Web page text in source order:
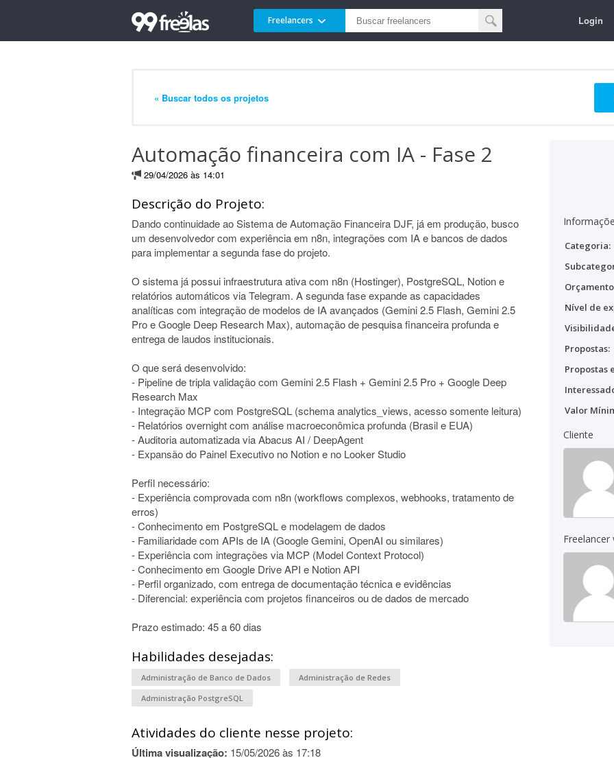
Freelancers Login
« Buscar todos os projetos
Automação financeira com IA - Fase 2
29/04/2026 às 14:01
Descrição do Projeto:
Dando continuidade ao Sistema de Automação Financeira DJF, já em produção, busco
um desenvolvedor com experiência em n8n, integrações com IA e bancos de dados
para implementar a segunda fase do projeto.
O sistema já possui infraestrutura ativa com n8n (Hostinger), PostgreSQL, Notion e
relatórios automáticos via Telegram. A segunda fase expande as capacidades
analíticas com integração de modelos de IA avançados (Gemini 2.5 Flash, Gemini 2.5
Pro e Google Deep Research Max), automação de pesquisa financeira profunda e
entrega de laudos institucionais.
O que será desenvolvido:
- Pipeline de tripla validação com Gemini 2.5 Flash + Gemini 2.5 Pro + Google Deep
Research Max
- Integração MCP com PostgreSQL (schema analytics_views, acesso somente leitura)
- Relatórios overnight com análise macroeconômica profunda (Brasil e EUA)
- Auditoria automatizada via Abacus AI / DeepAgent
- Expansão do Painel Executivo no Notion e no Looker Studio
Perfil necessário:
- Experiência comprovada com n8n (workflows complexos, webhooks, tratamento de
erros)
- Conhecimento em PostgreSQL e modelagem de dados
- Familiaridade com APIs de IA (Google Gemini, OpenAI ou similares)
- Experiência com integrações via MCP (Model Context Protocol)
- Conhecimento em Google Drive API e Notion API
- Perfil organizado, com entrega de documentação técnica e evidências
- Diferencial: experiência com projetos financeiros ou de dados de mercado
Prazo estimado: 45 a 60 dias
Habilidades desejadas:
Administração de Banco de Dados
Administração de Redes
Administração PostgreSQL
Atividades do cliente nesse projeto:
Última visualização: 15/05/2026 às 17:18
Categoria:
Nível de
Propostas:
Propostas
Valor
Cliente
Freelancer